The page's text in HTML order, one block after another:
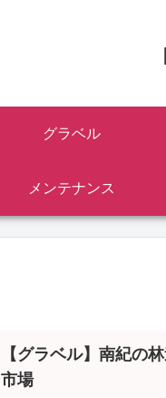
グラベル
メンテナンス
【グラベル】南紀の
市場